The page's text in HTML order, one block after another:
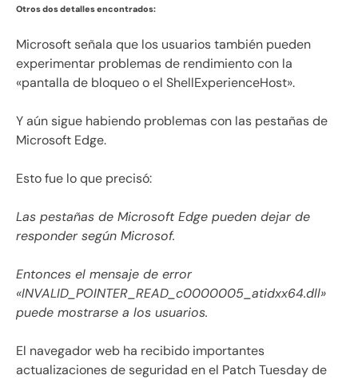
Otros dos detalles encontrados:
Microsoft señala que los usuarios también pueden
experimentar problemas de rendimiento con la
«pantalla de bloqueo o el ShellExperienceHost».
Y aún sigue habiendo problemas con las pestañas de
Microsoft Edge.
Esto fue lo que precisó:
Las pestañas de Microsoft Edge pueden dejar de
responder según Microsof.
Entonces el mensaje de error
«INVALID_POINTER_READ_c0000005_atidxx64.dll»
puede mostrarse a los usuarios.
El navegador web ha recibido importantes
actualizaciones de seguridad en el Patch Tuesday de